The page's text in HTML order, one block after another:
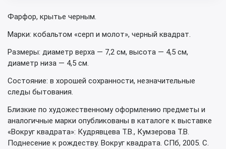
Фарфор, крытье черным.
Марки: кобальтом «серп и молот», черный квадрат.
Размеры: диаметр верха — 7,2 см, высота — 4,5 см,
диаметр низа — 4,5 см.
Состояние: в хорошей сохранности, незначительные
следы бытования.
Близкие по художественному оформлению предметы и
аналогичные марки опубликованы в каталоге к выставке
«Вокруг квадрата»: Кудрявцева Т.В., Кумзерова Т.В.
Поднесение к рождеству. Вокруг квадрата. СПб, 2005. С.